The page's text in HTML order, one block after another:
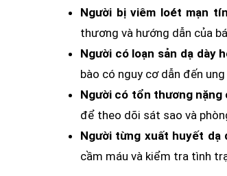
Người bị viêm loét mạn
thương và hướng dẫn của
Người có loạn sản dạ dày
bào có nguy cơ dẫn đến
Người có tổn thương nặng
để theo dõi sát sao và
Người từng xuất huyết dạ
cầm máu và kiểm tra tình